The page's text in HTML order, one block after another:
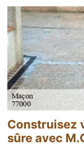
Construisez
sûre avec